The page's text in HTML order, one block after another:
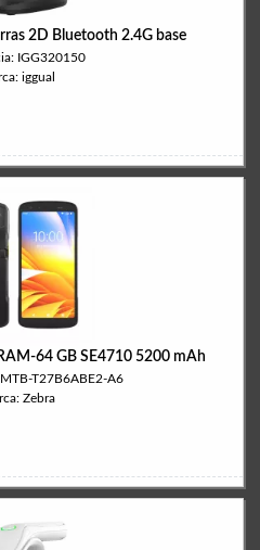
2D Bluetooth 2.4G base
IGG320150
iggual
64 GB SE4710 5200 mAh
T27B6ABE2-A6
Zebra